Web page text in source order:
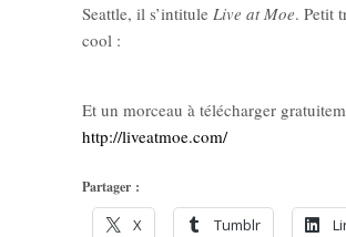
Seattle, il s’intitule Live at Moe. Petit
cool :
Et un morceau à télécharger
http://liveatmoe.com/
Partager :
X Tumblr